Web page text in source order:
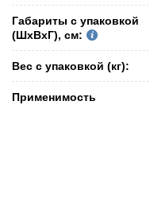
Габариты с упаковкой
(ШxВxГ), см:
Вес с упаковкой (кг):
Применимость